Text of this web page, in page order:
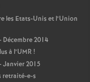
les Etats-Unis et l’Union
Décembre 2014
à l’UMR !
Janvier 2015
retraité-e-s